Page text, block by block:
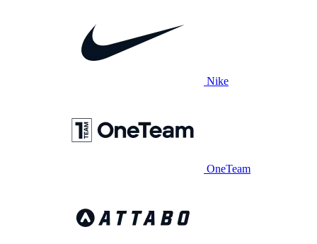
Nike
OneTeam